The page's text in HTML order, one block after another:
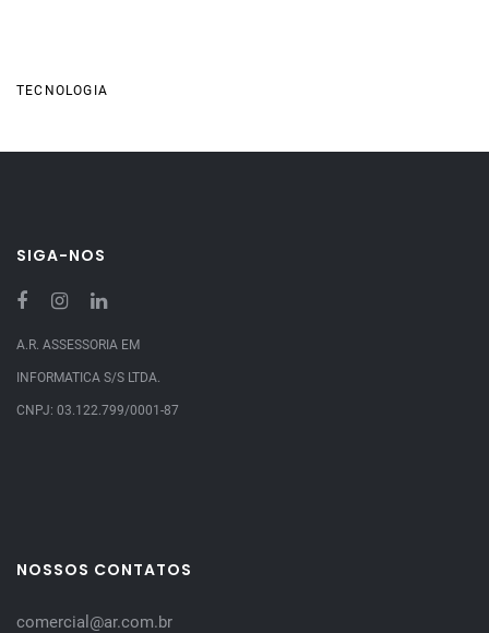
TECNOLOGIA
SIGA-NOS
A.R. ASSESSORIA EM
INFORMATICA S/S LTDA.
CNPJ: 03.122.799/0001-87
NOSSOS CONTATOS
comercial@ar.com.br